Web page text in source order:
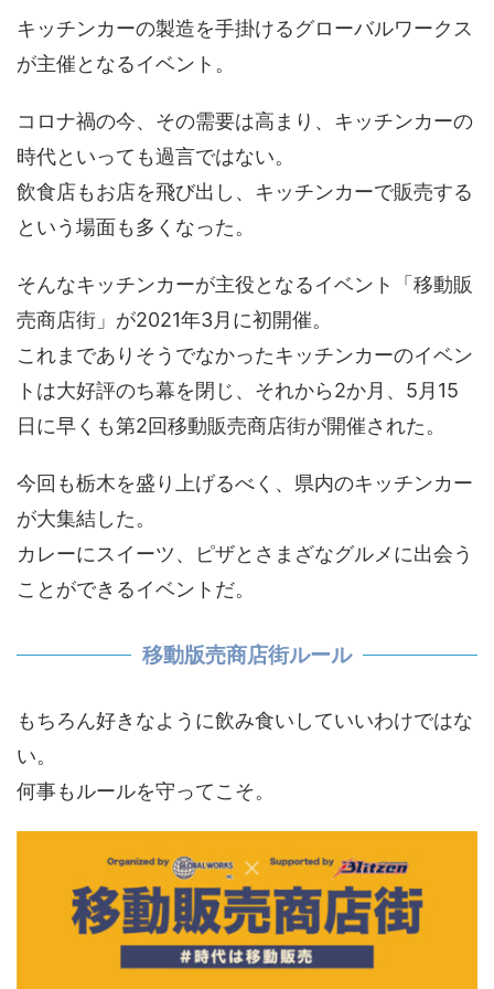
キッチンカーの製造を手掛けるグローバルワークス
が主催となるイベント。
コロナ禍の今、その需要は高まり、キッチンカーの
時代といっても過言ではない。
飲食店もお店を飛び出し、キッチンカーで販売する
という場面も多くなった。
そんなキッチンカーが主役となるイベント「移動販
売商店街」が2021年3月に初開催。
これまでありそうでなかったキッチンカーのイベン
トは大好評のち幕を閉じ、それから2か月、5月15
日に早くも第2回移動販売商店街が開催された。
今回も栃木を盛り上げるべく、県内のキッチンカー
が大集結した。
カレーにスイーツ、ピザとさまざなグルメに出会う
ことができるイベントだ。
移動版売商店街ルール
もちろん好きなように飲み食いしていいわけではな
い。
何事もルールを守ってこそ。